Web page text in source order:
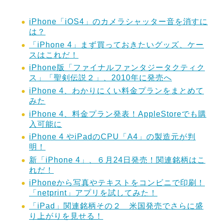
iPhone「iOS4」のカメラシャッター音を消すに
は？
「iPhone 4」まず買っておきたいグッズ、ケー
スはこれだ！
iPhone版「ファイナルファンタジータクティク
ス」「聖剣伝説２」、2010年に発売へ
iPhone 4、わかりにくい料金プランをまとめて
みた
iPhone 4、料金プラン発表！AppleStoreでも購
入可能に
iPhone 4 やiPadのCPU「A4」の製造元が判
明！
新「iPhone 4」、６月24日発売！関連銘柄はこ
れだ！
iPhoneから写真やテキストをコンビニで印刷！
「netprint」アプリを試してみた！
「iPad」関連銘柄その２ 米国発売でさらに盛
り上がりを見せる！